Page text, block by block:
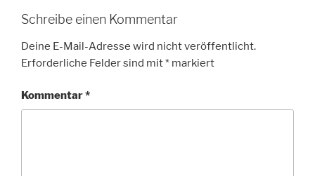
Schreibe einen Kommentar
Deine E-Mail-Adresse wird nicht veröffentlicht.
Erforderliche Felder sind mit* markiert
Kommentar*